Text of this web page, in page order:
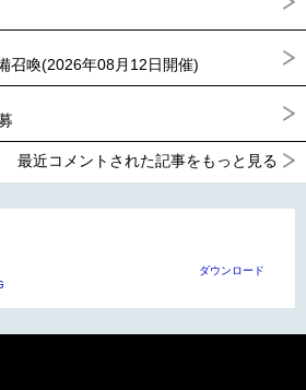
召喚(2026年08月12日開催)
最近コメントされた記事をもっと見る
ダウンロード